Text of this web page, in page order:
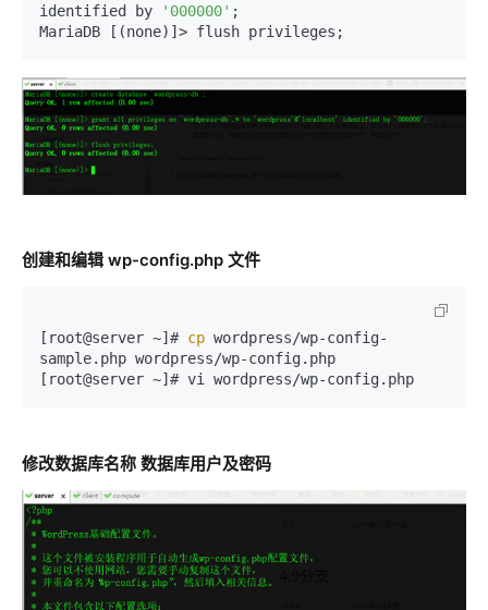
identified by
'000000' ;
MariaDB [(none)]> flush privileges;
创建和编辑 wp-config.php 文件
[root@server ~]# cp wordpress/wp-config-
sample.php wordpress/wp-config.php
[root@server ~]# vi wordpress/wp-config.php
修改数据库名称 数据库用户及密码